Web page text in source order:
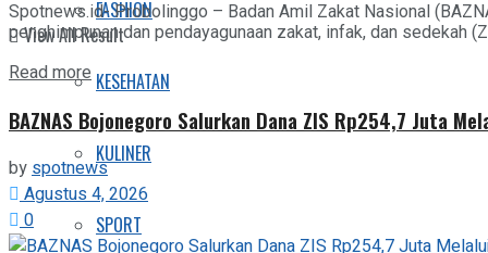
View All Result
FASHION
KESEHATAN
KULINER
SPORT
Spotnews.id- Probolinggo – Badan Amil Zakat Nasional
penghimpunan dan pendayagunaan zakat, infak, dan sedekah
Read more Details
BAZNAS Bojonegoro Salurkan Dana ZIS Rp254,7 Juta
byspotnews
Agustus 4, 2026
0